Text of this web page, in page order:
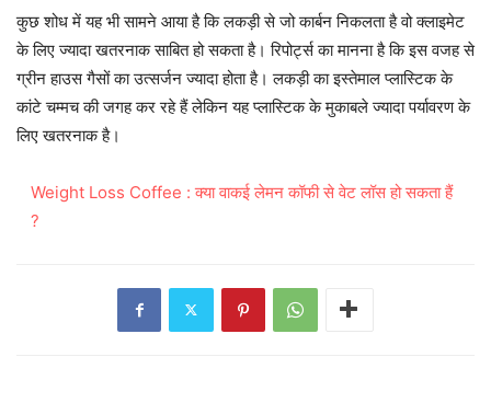
कुछ शोध में यह भी सामने आया है कि लकड़ी से जो कार्बन निकलता है वो क्लाइमेट
के लिए ज्यादा खतरनाक साबित हो सकता है। रिपोर्ट्स का मानना है कि इस वजह से
ग्रीन हाउस गैसों का उत्सर्जन ज्यादा होता है। लकड़ी का इस्तेमाल प्लास्टिक के
कांटे चम्मच की जगह कर रहे हैं लेकिन यह प्लास्टिक के मुकाबले ज्यादा पर्यावरण के
लिए खतरनाक है।
Weight Loss Coffee : क्या वाकई लेमन कॉफी से वेट लॉस हो सकता हैं
?